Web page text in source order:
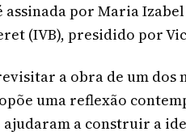
assinada por Maria
(IVB), presidido por
a obra de um
uma reflexão
a construir a